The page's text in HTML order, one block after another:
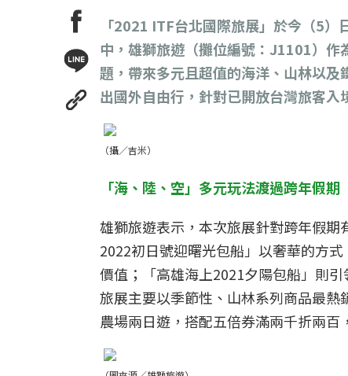
「2021 ITF台北國際旅展」於今（5
中，雄獅旅遊（攤位編號：J1101）
題，帶來多元且超值的海洋、山林以
出國外自由行，針對已開放台灣旅客入
（攝／吉米）
「海、陸、空」多元玩法渡過跨年假期
雄獅旅遊表示，本次旅展針對跨年假
2022初日號迎曙光包船」以奢華的方
價值；「高雄海上2021夕陽包船」則
旅展主要以季節性、山林系列商品最
農場兩日遊，搭配五倍券滿兩千折兩百